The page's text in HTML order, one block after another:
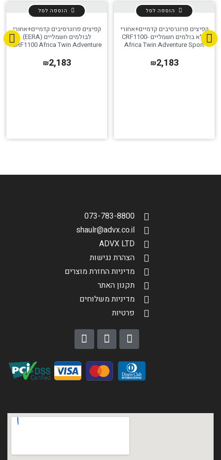
קפיצים פרוגרסיבים קדמיים+אחורי
ללא בולמים חשמליים -CRF1100
Africa Twin Adventure Sport
₪2,183
הוספה לסל
קפיצים פרוגרסיבים קדמיים+אחורי
לבולמים חשמליים (EERA)
CRF1100 Africa Twin Adventure
₪2,183
הוספה לסל
073-783-8800
shaulr@advx.co.il
ADVX LTD
הצהרת נגישות
מדיניות החזרת מוצרים
תקנון האתר
מדיניות משלוחים
פרטיות